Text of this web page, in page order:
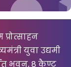
युवा उद्यमी
भवन, 8 कैण्ट